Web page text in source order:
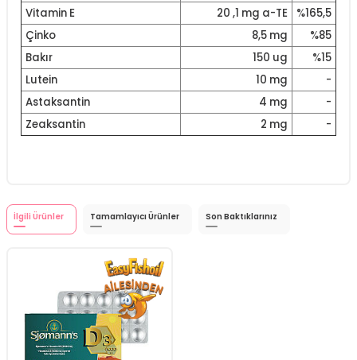
Vitamin E
20 ,1 mg a-TE
%165,5
Çinko
8,5 mg
%85
Bakır
150 ug
%15
Lutein
10 mg
-
Astaksantin
4 mg
-
Zeaksantin
2 mg -
İlgili Ürünler Tamamlayıcı Ürünler Son Baktıklarınız